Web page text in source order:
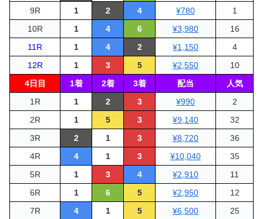
9R
1 2 4 ¥780
1
10R
1 4 6 ¥3,980
16
11R
1 4 2 ¥1,150
4
12R
1 3 5 ¥2,550
10
4日目
1着 2着 3着 配当
人気
1R
1 2 3 ¥990
2
2R
1 5 3 ¥9,140
32
3R
2 1 3 ¥8,720
36
4R
4 1 3 ¥10,040
35
5R
1 3 4 ¥2,910
11
6R
1 6 5 ¥2,950
12
7R
4 1 5 ¥6,500
25